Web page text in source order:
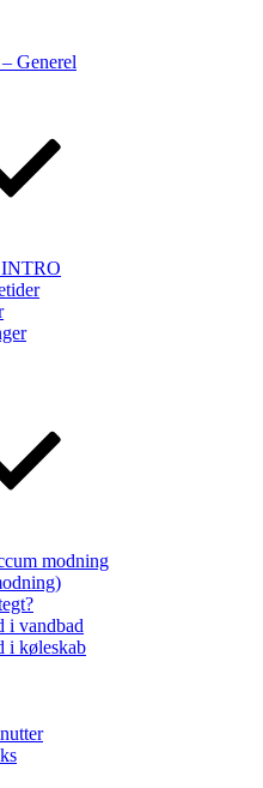
Generel
modning
i vandbad
i køleskab